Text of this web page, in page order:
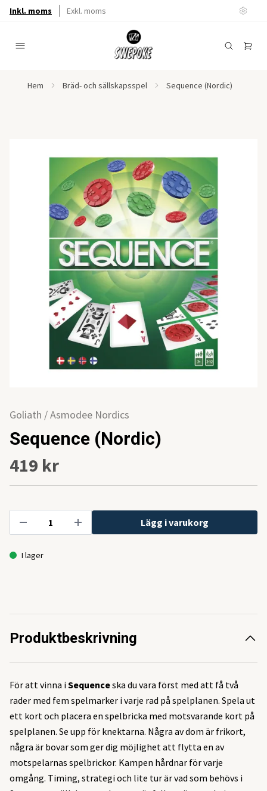
Inkl. moms Exkl. moms
Hem Bräd- och sällskapsspel Sequence (Nordic)
Goliath / Asmodee Nordics
Sequence (Nordic)
419 kr
Lägg i varukorg
I lager
Produktbeskrivning
För att vinna iSequenceska du vara först med att få två
rader med fem spelmarker i varje rad på spelplanen. Spela ut
ett kort och placera en spelbricka med motsvarande kort på
spelplanen. Se upp för knektarna. Några av dom är frikort,
några är bovar som ger dig möjlighet att flytta en av
motspelarnas spelbrickor. Kampen hårdnar för varje
omgång. Timing, strategi och lite tur är vad som behövs i